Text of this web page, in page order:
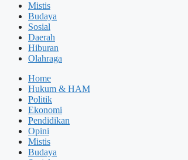
Mistis
Budaya
Sosial
Daerah
Hiburan
Olahraga
Home
Hukum & HAM
Politik
Ekonomi
Pendidikan
Opini
Mistis
Budaya